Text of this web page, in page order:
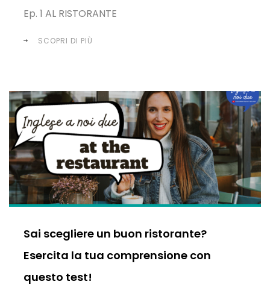
Ep. 1 AL RISTORANTE
SCOPRI DI PIÙ
Sai scegliere un buon ristorante?
Esercita la tua comprensione con
questo test!